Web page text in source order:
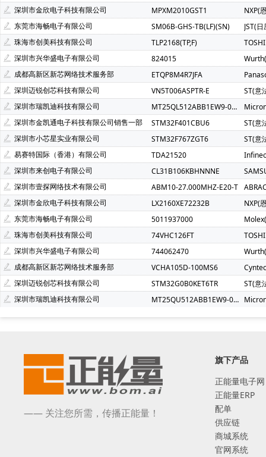
深圳市金欣电子科技有限公司
MPXM2010GST1
NXP(
东莞市海畅电子有限公司
SM06B-GHS-TB(LF)(SN)
JST(
珠海市创美科技有限公司
TLP2168(TP,F)
深圳市兴华盛电子有限公司
824015
成都高新区新芯网络技术服务部
ETQP8M4R7JFA
深圳迈锐创芯科技有限公司
VN5T006ASPTR-E
ST(意
深圳市瑞凯迪科技有限公司
MT25QL512ABB1EW9-0SIT
深圳市金凯通电子科技有限公司销售一部
STM32F401CBU6
ST(意
深圳市小芯星实业有限公司
STM32F767ZGT6
ST(意
易赛特国际（香港）有限公司
TDA21520
深圳市来创电子有限公司
CL31B106KBHNNNE
深圳市壹探网络技术有限公司
ABM10-27.000MHZ-E20-T
深圳市金欣电子科技有限公司
LX2160XE72232B
NXP(
东莞市海畅电子有限公司
5011937000
珠海市创美科技有限公司
74VHC126FT
深圳市兴华盛电子有限公司
744062470
成都高新区新芯网络技术服务部
VCHA105D-100MS6
深圳迈锐创芯科技有限公司
STM32G0B0KET6TR
ST(意
深圳市瑞凯迪科技有限公司
MT25QU512ABB1EW9-0SIT
—— 关注您所需，传播正能量！
旗下产品
正能量电子网
正能量ERP
配单
供应链
商城系统
官网系统